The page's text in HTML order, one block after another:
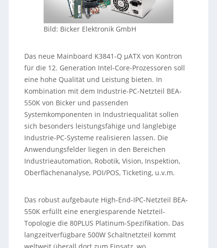
Bild: Bicker Elektronik GmbH
Das neue Mainboard K3841-Q µATX von Kontron
für die 12. Generation Intel-Core-Prozessoren soll
eine hohe Qualität und Leistung bieten. In
Kombination mit dem Industrie-PC-Netzteil BEA-
550K von Bicker und passenden
Systemkomponenten in Industriequalität sollen
sich besonders leistungsfähige und langlebige
Industrie-PC-Systeme realisieren lassen. Die
Anwendungsfelder liegen in den Bereichen
Industrieautomation, Robotik, Vision, Inspektion,
Oberflächenanalyse, POI/POS, Ticketing, u.v.m.
Das robust aufgebaute High-End-IPC-Netzteil BEA-
550K erfüllt eine energiesparende Netzteil-
Topologie die 80PLUS Platinum-Spezifikation. Das
langzeitverfügbare 500W Schaltnetzteil kommt